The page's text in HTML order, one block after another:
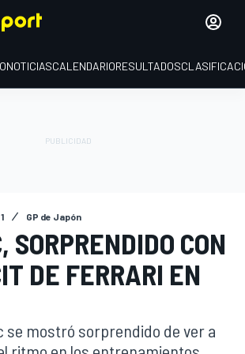
NOTICIASCALENDARIORESULTADOS
GP de Japón
SORPRENDIDO CON
DE FERRARI EN
se mostró sorprendido de ver a